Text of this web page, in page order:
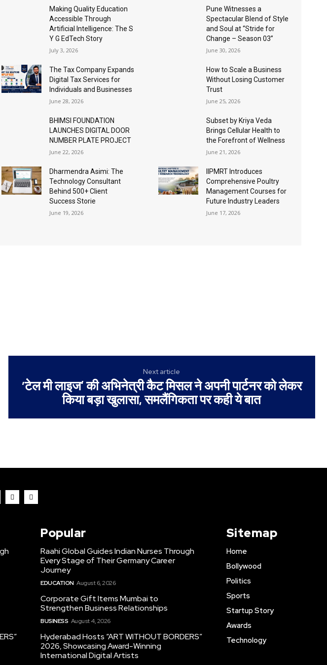
Making Quality Education
Accessible Through
Artificial Intelligence: The S
Y G EdTech Story
July 3, 2026
Pune Witnesses a
Spectacular Blend of Style
and Soul at “Stride for
Change – Season 03”
June 30, 2026
The Tax Company Expands
Digital Tax Services for
Individuals and Businesses
June 28, 2026
How to Scale a Business
Without Losing Customer
Trust
June 25, 2026
BHIMSI FOUNDATION
LAUNCHES DIGITAL DOOR
NUMBER PLATE PROJECT
June 22, 2026
Subset by Kriya Veda
Brings Cellular Health to
the Forefront of Wellness
June 21, 2026
Dharmendra Asimi: The
Technology Consultant
Behind 500+ Client
Success Storie
June 19, 2026
IIPMRT Introduces
Comprehensive Poultry
Management Courses for
Future Industry Leaders
June 17, 2026
Next article
‘टेल मी लाइज’ की अभिनेत्री कैट मिसल ने अपनी पार्टनर को लेकर
किया बड़ा खुलासा, समलैंगिकता पर कही ये बात
Popular
Raahi Global Guides Indian Nurses Through
Every Stage of Their Germany Career
Journey
EDUCATION August 6, 2026
Corporate Gift Items Mumbai to
Strengthen Business Relationships
BUSINESS August 4, 2026
Hyderabad Hosts “ART WITHOUT BORDERS”
2026, Showcasing Award-Winning
International Digital Artists
Sitemap
Home
Bollywood
Politics
Sports
Startup Story
Awards
Technology